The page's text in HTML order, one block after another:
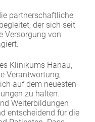
partnerschaftliche
der sich seit
Versorgung von
Klinikums Hanau,
Verantwortung,
auf dem neuesten
zu halten.
Weiterbildungen
entscheidend für die